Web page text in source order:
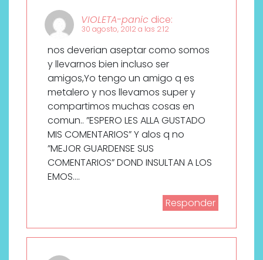
VIOLETA-panic dice:
30 agosto, 2012 a las 2:12
nos deverian aseptar como somos
y llevarnos bien incluso ser
amigos,Yo tengo un amigo q es
metalero y nos llevamos super y
compartimos muchas cosas en
comun.. ”ESPERO LES ALLA GUSTADO
MIS COMENTARIOS” Y alos q no
”MEJOR GUARDENSE SUS
COMENTARIOS” DOND INSULTAN A LOS
EMOS….
Responder